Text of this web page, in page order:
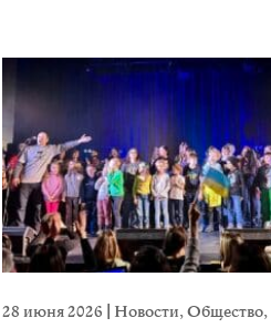
28 июня 2026 Новости,Общество,